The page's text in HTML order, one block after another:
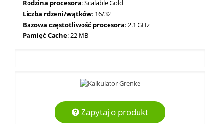
Rodzina procesora: Scalable Gold
Liczba rdzeni/wątków: 16/32
Bazowa częstotliwość procesora: 2.1 GHz
Pamięć Cache: 22 MB
Zapytaj o produkt